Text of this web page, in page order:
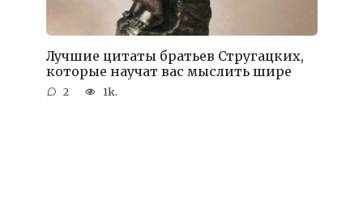
Лучшие цитаты братьев Стругацких,
которые научат вас мыслить шире
2 1k.